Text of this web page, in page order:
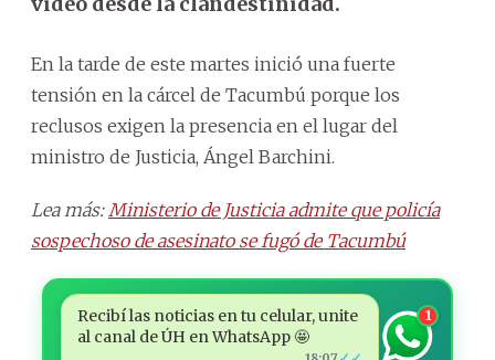
En la tarde de este martes inició una fuerte
tensión en la cárcel de Tacumbú porque los
reclusos exigen la presencia en el lugar del
ministro de Justicia, Ángel Barchini.
Lea más:Ministerio de Justicia admite que policía
sospechoso de asesinato se fugó de Tacumbú
Recibí las noticias en tu celular, unite
al canal de ÚH en WhatsApp 🤩
1